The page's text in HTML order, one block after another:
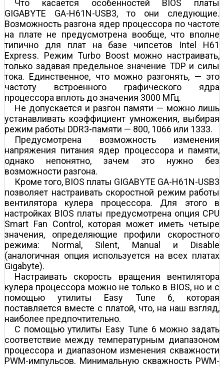
Что касается особенностей BIOS платы
GIGABYTE GA-H61N-USB3, то они следующие.
Возможность разгона ядер процессора по частоте
на плате не предусмотрена вообще, что вполне
типично для плат на базе чипсетов Intel H61
Express. Режим Turbo Boost можно настраивать,
только задавая предельное значение TDP и силы
тока. Единственное, что можно разгонять, — это
частоту встроенного графического ядра
процессора вплоть до значения 3000 МГц.
Не допускается и разгон памяти — можно лишь
устанавливать коэффициент умножения, выбирая
режим работы DDR3-памяти — 800, 1066 или 1333.
Предусмотрена возможность изменения
напряжения питания ядер процессора и памяти,
однако непонятно, зачем это нужно без
возможности разгона.
Кроме того, BIOS платы GIGABYTE GA-H61N-USB3
позволяет настраивать скоростной режим работы
вентилятора кулера процессора. Для этого в
настройках BIOS платы предусмотрена опция CPU
Smart Fan Control, которая может иметь четыре
значения, определяющие профили скоростного
режима: Normal, Silent, Manual и Disable
(аналогичная опция используется на всех платах
Gigabyte).
Настраивать скорость вращения вентилятора
кулера процессора можно не только в BIOS, но и с
помощью утилиты Easy Tune 6, которая
поставляется вместе с платой, что, на наш взгляд,
наиболее предпочтительно.
С помощью утилиты Easy Tune 6 можно задать
соответствие между температурным диапазоном
процессора и диапазоном изменения скважности
PWM-импульсов. Минимальную скважность PWM-